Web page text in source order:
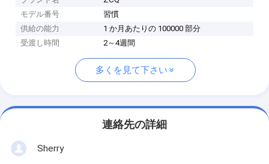
モデル番号
習慣
供給の能力
1 か月あたりの 100000 部分
受渡し時間
2～4週間
多くを見て下さい
連絡先の詳細
Sherry